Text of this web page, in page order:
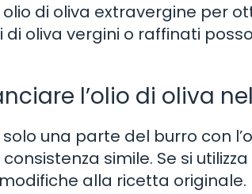
olio di oliva extravergine per
di oliva vergini o raffinati
l’olio di oliva
una parte del burro con
simile. Se si
alla ricetta originale.